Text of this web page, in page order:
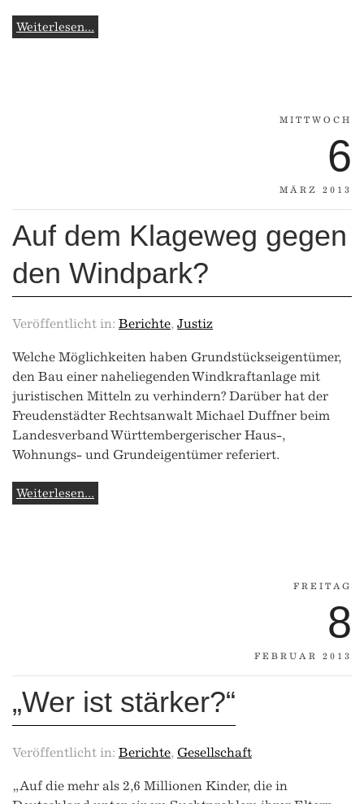
Weiterlesen...
MITTWOCH
6
MÄRZ 2013
Auf dem Klageweg gegen
den Windpark?
Veröffentlicht in: Berichte, Justiz
Welche Möglichkeiten haben Grundstückseigentümer,
den Bau einer naheliegenden Windkraftanlage mit
juristischen Mitteln zu verhindern? Darüber hat der
Freudenstädter Rechtsanwalt Michael Duffner beim
Landesverband Württembergerischer Haus-,
Wohnungs- und Grundeigentümer referiert.
Weiterlesen...
FREITAG
8
FEBRUAR 2013
„Wer ist stärker?“
Veröffentlicht in: Berichte, Gesellschaft
„Auf die mehr als 2,6 Millionen Kinder, die in